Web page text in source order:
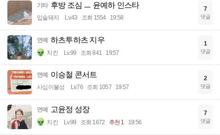
기타 후방 조심 ㅡ 윤예하 인스타
입술돼지 Lv.43 조회 1554 19:58
7
댓글
연예 하츠투하츠 지우
치킨 Lv.99 조회 841 19:57
1
댓글
연예 이승철 콘서트
사십이불성 Lv.76 조회 1057 19:57
2
댓글
연예 고윤정 성장
치킨 Lv.99 조회 1672 추천 1 19:56
7
댓글